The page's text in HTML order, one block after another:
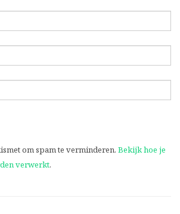
om spam te verminderen. Bekijk hoe je
verwerkt.